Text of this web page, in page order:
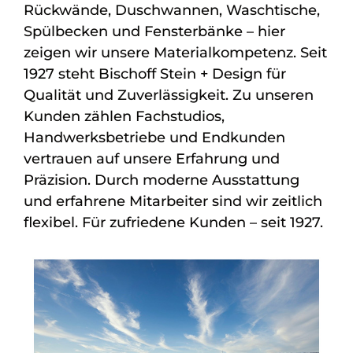
Rückwände, Duschwannen, Waschtische,
Spülbecken und Fensterbänke – hier
zeigen wir unsere Materialkompetenz. Seit
1927 steht Bischoff Stein + Design für
Qualität und Zuverlässigkeit. Zu unseren
Kunden zählen Fachstudios,
Handwerksbetriebe und Endkunden
vertrauen auf unsere Erfahrung und
Präzision. Durch moderne Ausstattung
und erfahrene Mitarbeiter sind wir zeitlich
flexibel. Für zufriedene Kunden – seit 1927.